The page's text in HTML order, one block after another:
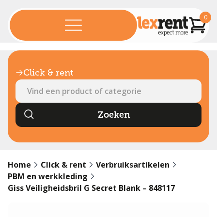
0
Click & rent
Home Click & rent
Verbruiksartikelen
PBM en werkkleding
Giss Veiligheidsbril G Secret Blank – 848117